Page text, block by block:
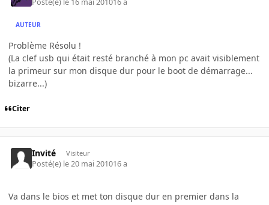
AUTEUR
Problème Résolu !
(La clef usb qui était resté branché à mon pc avait visiblement
la primeur sur mon disque dur pour le boot de démarrage...
bizarre...)
Citer
Invité Visiteur
Posté(e) le 20 mai 201016 a
Va dans le bios et met ton disque dur en premier dans la